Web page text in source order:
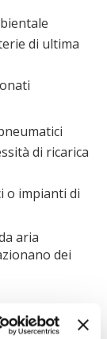
di ultima
di ricarica
o impianti di
aria
dei